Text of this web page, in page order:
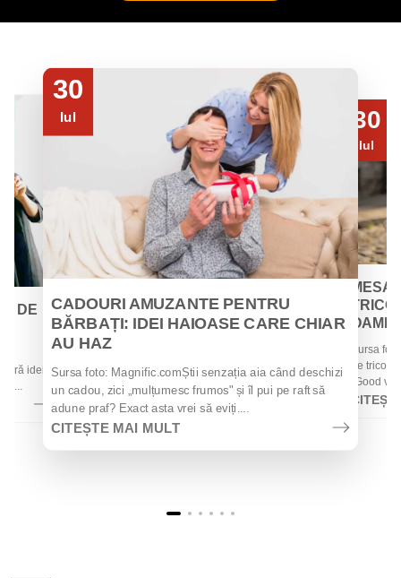
DE
idei
30
Iul
CADOURI AMUZANTE PENTRU
BĂRBAȚI: IDEI HAIOASE CARE CHIAR
AU HAZ
Sursa foto: Magnific.comȘtii senzația aia când deschizi
un cadou, zici „mulțumesc frumos" și îl pui pe raft să
adune praf? Exact asta vrei să eviți....
CITEȘTE MAI MULT
30
Iul
Sursa
de
„Good